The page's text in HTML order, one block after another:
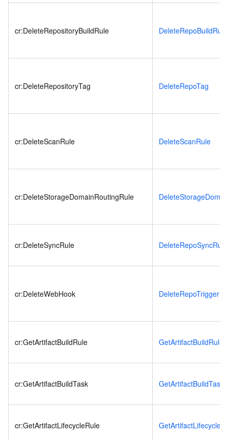
cr:DeleteRepositoryBuildRule DeleteRepoBuildRule
cr:DeleteRepositoryTag DeleteRepoTag
cr:DeleteScanRule DeleteScanRule
cr:DeleteStorageDomainRoutingRule
cr:DeleteSyncRule DeleteRepoSyncRule
cr:DeleteWebHook DeleteRepoTrigger
cr:GetArtifactBuildRule GetArtifactBuildRule
cr:GetArtifactBuildTask GetArtifactBuildTask
cr:GetArtifactLifecycleRule